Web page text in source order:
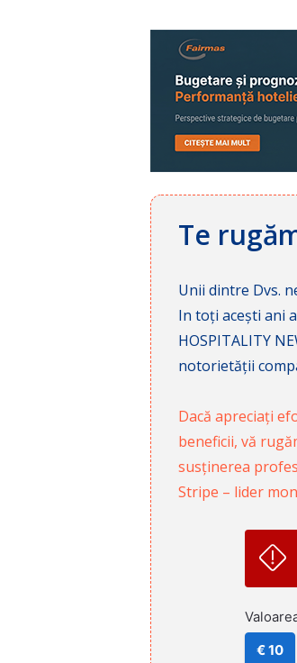
Te
Unii dintre Dvs.
In toți acești ani
HOSPITALITY
notorietății
Dacă apreciați
beneficii, vă
susținerea
Stripe – lider
€ 10